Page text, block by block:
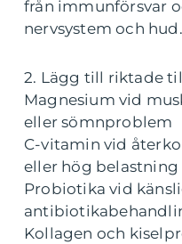
från immunförsvar
nervsystem och hud.
2. Lägg till riktade
Magnesium vid
eller sömnproblem
C-vitamin vid
eller hög belastning
Probiotika vid
Kollagen och